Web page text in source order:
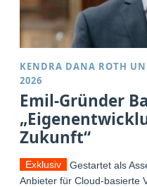
KENDRA DANA ROTH
2026
Emil-Gründer
Zukunft“
Exklusiv
Gestartet als
Anbieter für Cloud-basierte